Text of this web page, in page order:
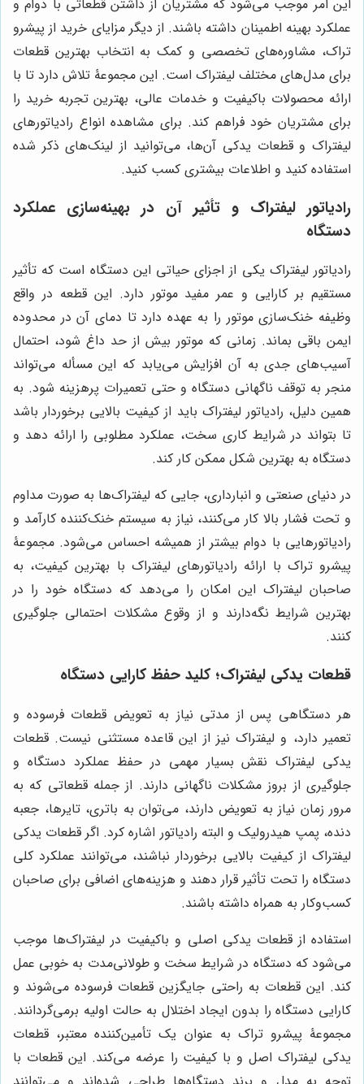
این امر موجب می‌شود که مشتریان از داشتن قطعاتی با دوام و
عملکرد بهینه اطمینان داشته باشند. از دیگر مزایای خرید از پیشرو
تراک، مشاوره‌های تخصصی و کمک به انتخاب بهترین قطعات
برای مدل‌های مختلف لیفتراک است. این مجموعۀ تلاش دارد تا با
ارائه محصولات باکیفیت و خدمات عالی، بهترین تجربه خرید را
برای مشتریان خود فراهم کند. برای مشاهده انواع رادیاتورهای
لیفتراک و قطعات یدکی آن‌ها، می‌توانید از لینک‌های ذکر شده
استفاده کنید و اطلاعات بیشتری کسب کنید.
رادیاتور لیفتراک و تأثیر آن در بهینه‌سازی عملکرد
دستگاه
رادیاتور لیفتراک یکی از اجزای حیاتی این دستگاه است که تأثیر
مستقیم بر کارایی و عمر مفید موتور دارد. این قطعه در واقع
وظیفه خنک‌سازی موتور را به عهده دارد تا دمای آن در محدوده
ایمن باقی بماند. زمانی که موتور بیش از حد داغ شود، احتمال
آسیب‌های جدی به آن افزایش می‌یابد که این مسأله می‌تواند
منجر به توقف ناگهانی دستگاه و حتی تعمیرات پرهزینه شود. به
همین دلیل، رادیاتور لیفتراک باید از کیفیت بالایی برخوردار باشد
تا بتواند در شرایط کاری سخت، عملکرد مطلوبی را ارائه دهد و
دستگاه به بهترین شکل ممکن کار کند.
در دنیای صنعتی و انبارداری، جایی که لیفتراک‌ها به صورت مداوم
و تحت فشار بالا کار می‌کنند، نیاز به سیستم خنک‌کننده کارآمد و
رادیاتورهایی با دوام بیشتر از همیشه احساس می‌شود. مجموعۀ
پیشرو تراک با ارائه رادیاتورهای لیفتراک با بهترین کیفیت، به
صاحبان لیفتراک این امکان را می‌دهد که دستگاه خود را در
بهترین شرایط نگه‌دارند و از وقوع مشکلات احتمالی جلوگیری
کنند.
قطعات یدکی لیفتراک؛ کلید حفظ کارایی دستگاه
هر دستگاهی پس از مدتی نیاز به تعویض قطعات فرسوده و
تعمیر دارد، و لیفتراک نیز از این قاعده مستثنی نیست. قطعات
یدکی لیفتراک نقش بسیار مهمی در حفظ عملکرد دستگاه و
جلوگیری از بروز مشکلات ناگهانی دارند. از جمله قطعاتی که به
مرور زمان نیاز به تعویض دارند، می‌توان به باتری، تایرها، جعبه
دنده، پمپ هیدرولیک و البته رادیاتور اشاره کرد. اگر قطعات یدکی
لیفتراک از کیفیت بالایی برخوردار نباشند، می‌توانند عملکرد کلی
دستگاه را تحت تأثیر قرار دهند و هزینه‌های اضافی برای صاحبان
کسب‌وکار به همراه داشته باشند.
استفاده از قطعات یدکی اصلی و باکیفیت در لیفتراک‌ها موجب
می‌شود که دستگاه در شرایط سخت و طولانی‌مدت به خوبی عمل
کند. این قطعات به راحتی جایگزین قطعات فرسوده می‌شوند و
کارایی دستگاه را بدون ایجاد اختلال به حالت اولیه برمی‌گردانند.
مجموعۀ پیشرو تراک به عنوان یک تأمین‌کننده معتبر، قطعات
یدکی لیفتراک اصل و با کیفیت را عرضه می‌کند. این قطعات با